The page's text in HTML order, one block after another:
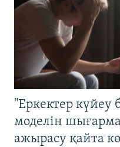
"Еркектер күйеу
моделін
ажырасу қайта